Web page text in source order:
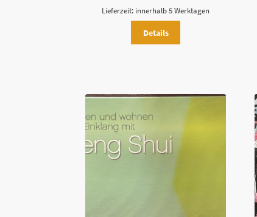
Lieferzeit: innerhalb 5 Werktagen
Details